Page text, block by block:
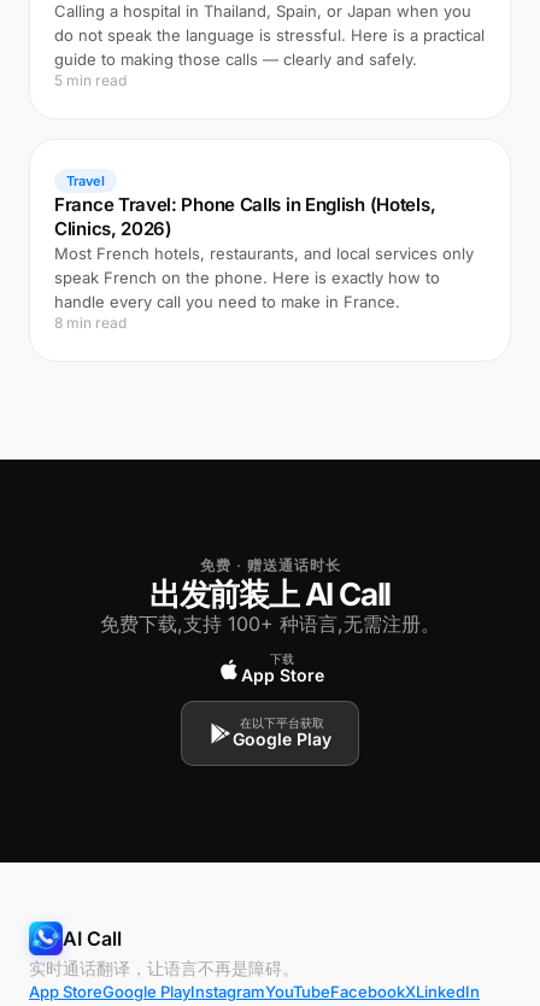
Calling a hospital in Thailand, Spain, or Japan when you
do not speak the language is stressful. Here is a practical
guide to making those calls — clearly and safely.
5 min read
Travel
France Travel: Phone Calls in English (Hotels,
Clinics, 2026)
Most French hotels, restaurants, and local services only
speak French on the phone. Here is exactly how to
handle every call you need to make in France.
8 min read
免费 · 赠送通话时长
出发前装上 AI Call
免费下载,支持 100+ 种语言,无需注册。
下载
App Store
在以下平台获取
Google Play
AI Call
实时通话翻译，让语言不再是障碍。
App StoreGoogle PlayInstagramYouTubeFacebookXLinkedIn